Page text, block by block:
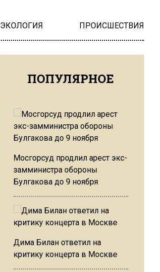
ЭКОЛОГИЯ ПРОИСШЕСТВИЯ
ПОПУЛЯРНОЕ
Мосгорсуд продлил арест экс-
замминистра обороны
Булгакова до 9 ноября
Дима Билан ответил на
критику концерта в Москве